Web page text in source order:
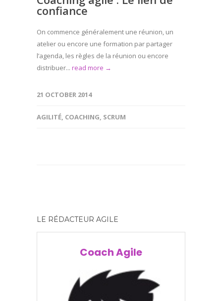
confiance
On commence généralement une réunion, un
atelier ou encore une formation par partager
l’agenda, les règles de la réunion ou encore
distribuer... read more →
21 OCTOBER 2014
AGILITÉ, COACHING, SCRUM
LE RÉDACTEUR AGILE
Coach Agile